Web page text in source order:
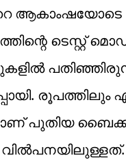
ടെസ്റ്റ്
പുതിയ